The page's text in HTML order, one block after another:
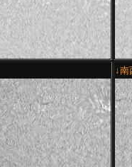
↓南